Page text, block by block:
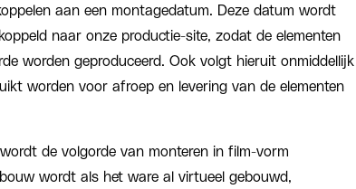
aan een montagedatum. Deze datum wordt
naar onze productie-site, zodat de elementen
worden geproduceerd. Ook volgt hieruit onmiddellijk
worden voor afroep en levering van de elementen
de volgorde van monteren in film-vorm
wordt als het ware al virtueel gebouwd,